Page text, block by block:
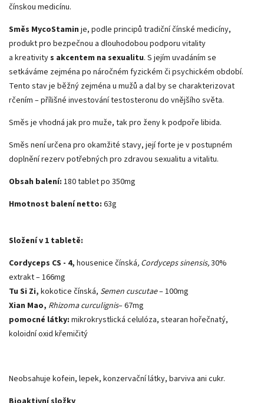
čínskou medicínu.
Směs MycoStamin je, podle principů tradiční čínské medicíny,
produkt pro bezpečnou a dlouhodobou podporu vitality
a kreativitys akcentem na sexualitu. S jejím uvadáním se
setkáváme zejména po náročném fyzickém či psychickém období.
Tento stav je běžný zejména u mužů a dal by se charakterizovat
rčením – přílišné investování testosteronu do vnějšího světa.
Směs je vhodná jak pro muže, tak pro ženy k podpoře libida.
Směs není určena pro okamžité stavy, její forte je v postupném
doplnění rezerv potřebných pro zdravou sexualitu a vitalitu.
Obsah balení: 180 tablet po 350mg
Hmotnost balení netto: 63g
Složení v 1 tabletě:
Cordyceps CS - 4, housenice čínská, Cordyceps sinensis,30%
extrakt– 166mg
Tu Si Zi, kokotice čínská, Semen cuscutae– 100mg
Xian Mao, Rhizoma curculignis– 67mg
pomocné látky: mikrokrystlická celulóza, stearan hořečnatý,
koloidní oxid křemičitý
Neobsahuje kofein, lepek, konzervační látky, barviva ani cukr.